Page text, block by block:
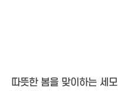
따뜻한 봄을 맞이하는 세모